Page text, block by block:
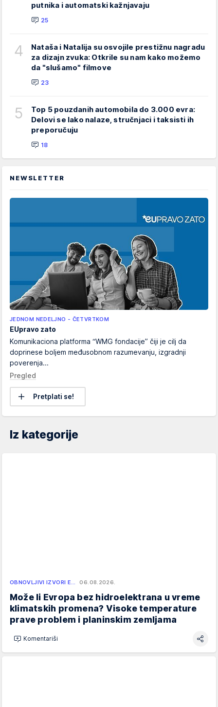
putnika i automatski kažnjavaju
25
4
Nataša i Natalija su osvojile prestižnu nagradu
za dizajn zvuka: Otkrile su nam kako možemo
da "slušamo" filmove
23
5
Top 5 pouzdanih automobila do 3.000 evra:
Delovi se lako nalaze, stručnjaci i taksisti ih
preporučuju
18
NEWSLETTER
JEDNOM NEDELJNO - ČETVRTKOM
EUpravo zato
Komunikaciona platforma “WMG fondacije” čiji je cilj da
doprinese boljem međusobnom razumevanju, izgradnji
poverenja...
Pregled
Pretplati se!
Iz kategorije
OBNOVLJIVI IZVORI E… 06.08.2026.
Može li Evropa bez hidroelektrana u vreme
klimatskih promena? Visoke temperature
prave problem i planinskim zemljama
Komentariši